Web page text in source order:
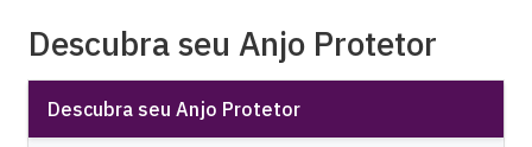
Descubra seu Anjo Protetor
Descubra seu Anjo Protetor